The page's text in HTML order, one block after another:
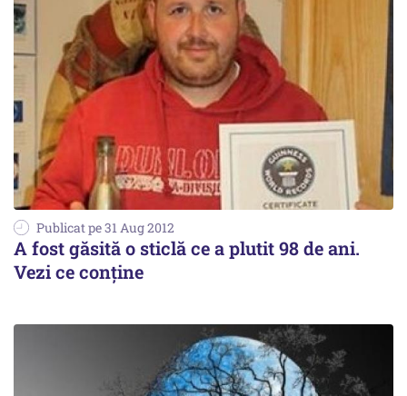
Publicat pe 31 Aug 2012
A fost găsită o sticlă ce a plutit 98 de ani.
Vezi ce conține